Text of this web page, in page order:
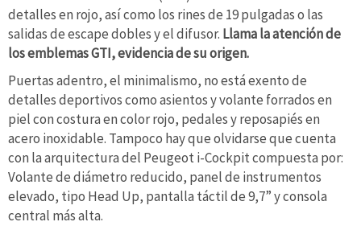
detalles en rojo, así como los rines de 19 pulgadas o las
salidas de escape dobles y el difusor. Llama la atención de
los emblemas GTI, evidencia de su origen.
Puertas adentro, el minimalismo, no está exento de
detalles deportivos como asientos y volante forrados en
piel con costura en color rojo, pedales y reposapiés en
acero inoxidable. Tampoco hay que olvidarse que cuenta
con la arquitectura del Peugeot i-Cockpit compuesta por:
Volante de diámetro reducido, panel de instrumentos
elevado, tipo Head Up, pantalla táctil de 9,7” y consola
central más alta.